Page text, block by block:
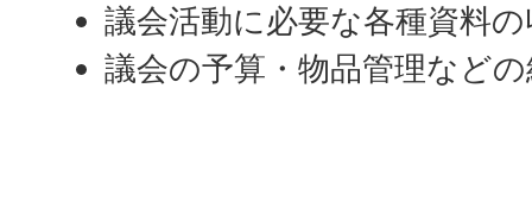
議会活動に必要な各種資料
議会の予算・物品管理など